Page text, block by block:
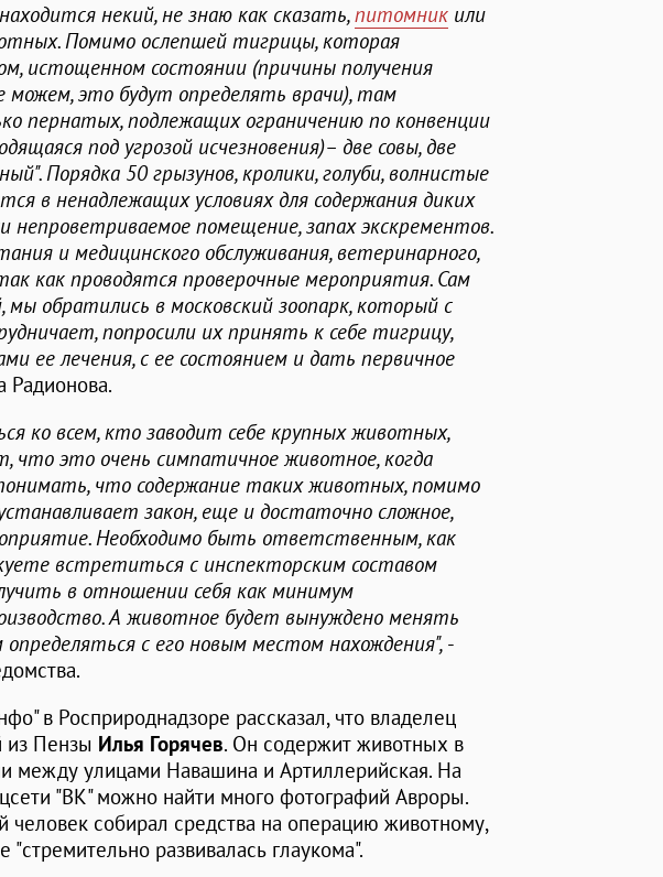
некий, не знаю как сказать,питомник или
Помимо ослепшей тигрицы, которая
истощенном состоянии (причины получения
можем, это будут определять врачи), там
пернатых, подлежащих ограничению по конвенции
под угрозой исчезновения)– две совы, две
Порядка 50 грызунов, кролики, голуби, волнистые
в ненадлежащих условиях для содержания диких
непроветриваемое помещение, запах экскрементов.
и медицинского обслуживания, ветеринарного,
как проводятся проверочные мероприятия. Сам
обратились в московский зоопарк, который с
попросили их принять к себе тигрицу,
ее лечения, с ее состоянием и дать первичное
Радионова.
ко всем, кто заводит себе крупных животных,
что это очень симпатичное животное, когда
что содержание таких животных, помимо
закон, еще и достаточно сложное,
Необходимо быть ответственным, как
встретиться с инспекторским составом
в отношении себя как минимум
А животное будет вынуждено менять
с его новым местом нахождения", -
в Росприроднадзоре рассказал, что владелец
из Пензы Илья Горячев. Он содержит животных в
между улицами Навашина и Артиллерийская. На
"ВК" можно найти много фотографий Авроры.
человек собирал средства на операцию животному,
"стремительно развивалась глаукома".